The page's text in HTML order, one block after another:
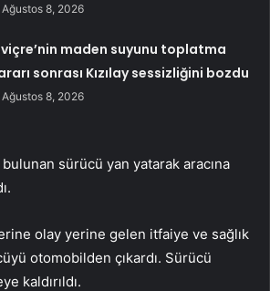
Ağustos 8, 2026
maden suyunu toplatma
sonrası Kızılay sessizliğini bozdu
Ağustos 8, 2026
sürücü yan yatarak aracına
olay yerine gelen itfaiye ve sağlık
otomobilden çıkardı. Sürücü
kaldırıldı.